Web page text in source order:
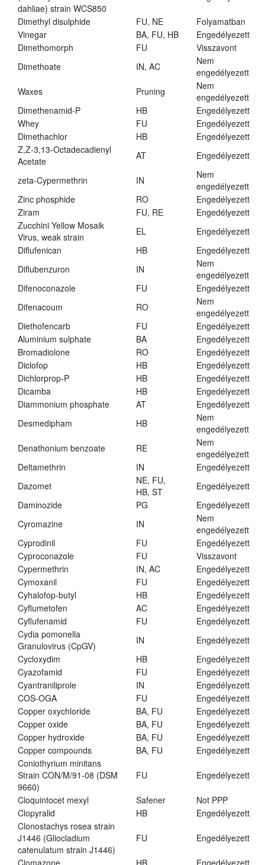
dahliae) strain WCS850
Dimethyl disulphide FU, NE
Folyamatban
Vinegar
BA, FU, HB
Engedélyezett
Dimethomorph
FU
Visszavont
Dimethoate
IN, AC
Nem
engedélyezett
Waxes
Pruning
Nem
engedélyezett
Dimethenamid-P
HB
Engedélyezett
Whey
FU
Engedélyezett
Dimethachlor
HB
Engedélyezett
Z,Z-3,13-Octadecadienyl
Acetate
AT Engedélyezett
zeta-Cypermethrin IN
Nem
engedélyezett
Zinc phosphide
RO
Engedélyezett
Ziram
FU, RE
Engedélyezett
Zucchini Yellow Mosaik
Virus, weak strain
EL
Engedélyezett
Diflufenican
HB
Engedélyezett
Diflubenzuron
IN
Nem
engedélyezett
Difenoconazole
FU
Engedélyezett
Difenacoum
RO
Nem
engedélyezett
Diethofencarb
FU
Engedélyezett
Aluminium sulphate
BA
Engedélyezett
Bromadiolone
RO
Engedélyezett
Diclofop
HB
Engedélyezett
Dichlorprop-P
HB
Engedélyezett
Dicamba
HB
Engedélyezett
Diammonium phosphate
AT
Engedélyezett
Desmedipham
HB
Nem
engedélyezett
Denathonium benzoate
RE
Nem
engedélyezett
Deltamethrin
IN
Engedélyezett
Dazomet
NE, FU,
HB, ST
Engedélyezett
Daminozide
PG
Engedélyezett
Cyromazine
IN
Nem
engedélyezett
Cyprodinil
FU
Engedélyezett
Cyproconazole
FU
Visszavont
Cypermethrin
IN, AC
Engedélyezett
Cymoxanil
FU
Engedélyezett
Cyhalofop-butyl
HB
Engedélyezett
Cyflumetofen
AC
Engedélyezett
Cyflufenamid
FU
Engedélyezett
Cydia pomonella
Granulovirus (CpGV)
IN
Engedélyezett
Cycloxydim
HB
Engedélyezett
Cyazofamid
FU
Engedélyezett
Cyantraniliprole
IN
Engedélyezett
COS-OGA
FU
Engedélyezett
Copper oxychloride
BA, FU
Engedélyezett
Copper oxide
BA, FU
Engedélyezett
Copper hydroxide
BA, FU
Engedélyezett
Copper compounds
BA, FU
Engedélyezett
Coniothyrium minitans
Strain CON/M/91-08 (DSM
9660)
FU Engedélyezett
Cloquintocet mexyl Safener
Not PPP
Clopyralid
HB
Engedélyezett
Clonostachys rosea strain
J1446 (Gliocladium
catenulatum strain J1446)
FU Engedélyezett